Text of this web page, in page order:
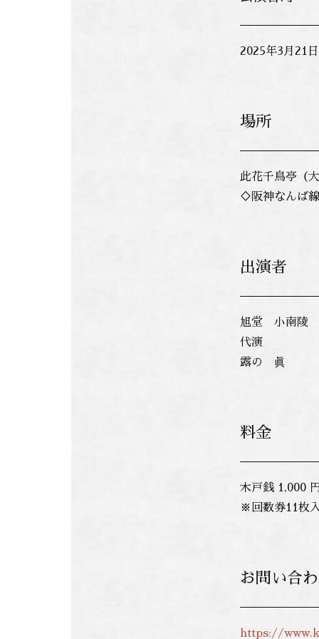
2025年3月21
場所
此花千鳥亭（
♢阪神なんば
出演者
旭堂 小南陵
代演
露の 眞
料金
木戸銭 1,000
※回数券11枚
お問い合
https://